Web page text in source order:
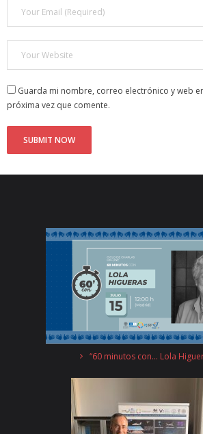
Guarda mi nombre, correo electrónico y web
próxima vez que comente.
“60 minutos con… Lola